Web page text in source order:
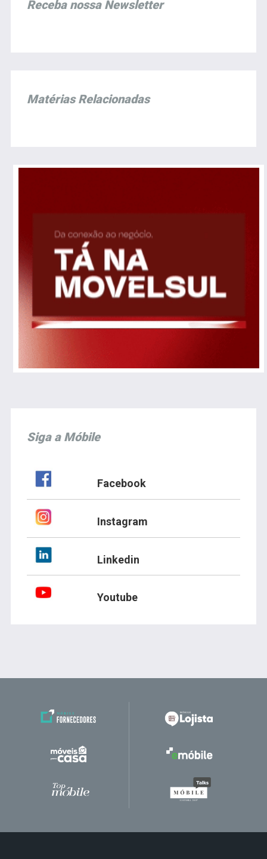
Receba nossa Newsletter
Matérias Relacionadas
Siga a Móbile
Facebook
Instagram
Linkedin
Youtube